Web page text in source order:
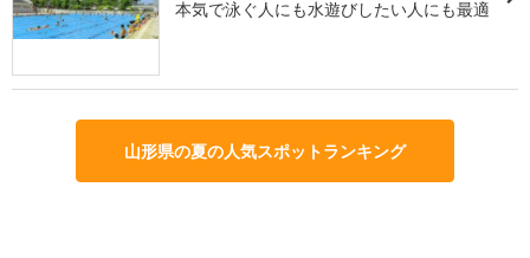
本気で泳ぐ人にも水遊びしたい人にも最適
山形県の夏の人気スポットランキング